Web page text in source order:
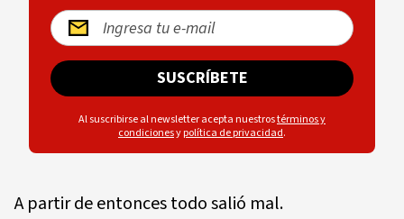
SUSCRÍBETE
Al suscribirse al newsletter acepta nuestrostérminos y
condicionesypolítica de privacidad.
A partir de entonces todo salió mal.